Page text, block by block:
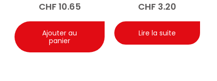
CHF 10.65
Ajouter au
panier
CHF 3.20
Lire la suite